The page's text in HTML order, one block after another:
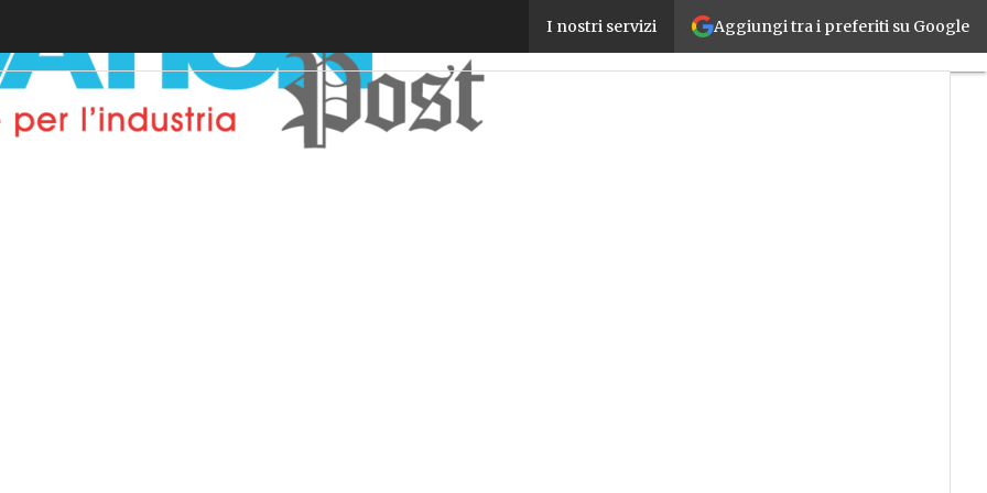
Aggiungi tra i preferiti su Google
I nostri servizi
Integrazione, tecnologica e semplificazione